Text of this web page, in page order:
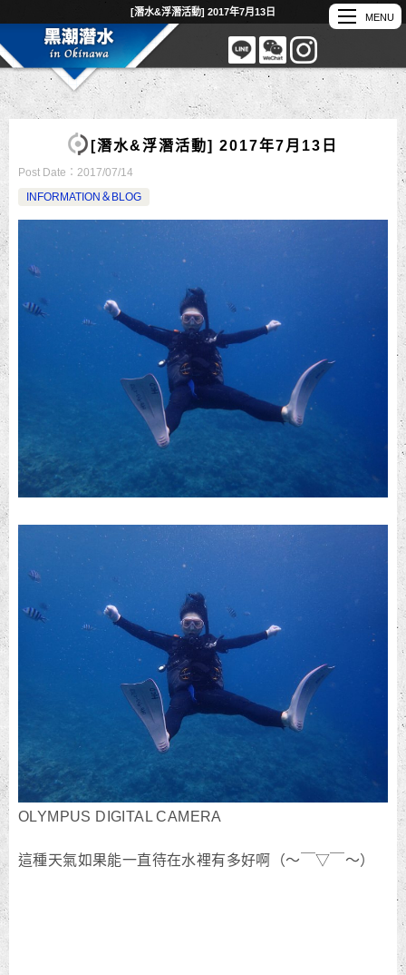
[潛水&浮潛活動] 2017年7月13日
[潛水&浮潛活動] 2017年7月13日
Post Date： 2017/07/14
INFORMATION＆BLOG
OLYMPUS DIGITAL CAMERA
這種天氣如果能一直待在水裡有多好啊（～￣▽￣～）